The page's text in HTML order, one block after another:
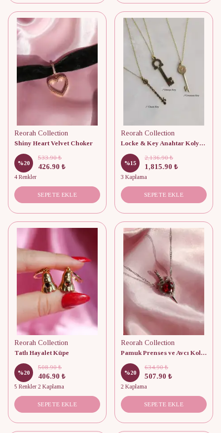
Reorah Collection
Shiny Heart Velvet Choker
%20
533.90 ₺
426.90 ₺
4 Renkler
SEPETE EKLE
Reorah Collection
Locke & Key Anahtar Kolyeler 925 Gümüş - Adet
%15
2,136.90 ₺
1,815.90 ₺
3 Kaplama
SEPETE EKLE
Reorah Collection
Tatlı Hayalet Küpe
%20
508.90 ₺
406.90 ₺
5 Renkler 2 Kaplama
SEPETE EKLE
Reorah Collection
Pamuk Prenses ve Avcı Kolye
%20
634.90 ₺
507.90 ₺
2 Kaplama
SEPETE EKLE